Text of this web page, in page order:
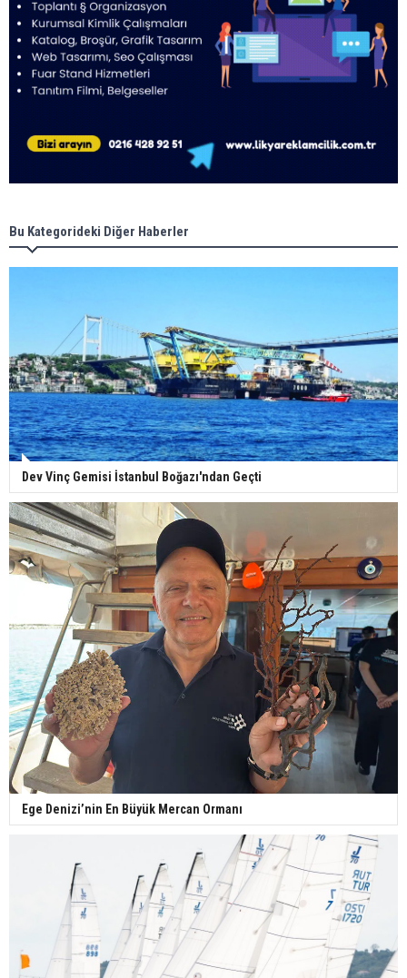
Bu Kategorideki Diğer Haberler
Dev Vinç Gemisi İstanbul Boğazı'ndan Geçti
Ege Denizi’nin En Büyük Mercan Ormanı